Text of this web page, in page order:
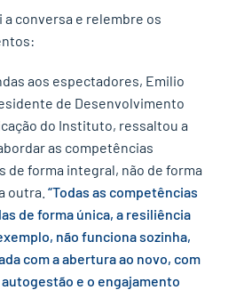
a conversa e relembre os
aos espectadores, Emilio
de Desenvolvimento
do Instituto, ressaltou a
as competências
de forma integral, não de forma
outra. “Todas as competências
de forma única, a resiliência
não funciona sozinha,
com a abertura ao novo, com
autogestão e o engajamento